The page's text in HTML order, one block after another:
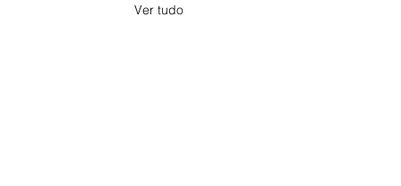
Ver tudo